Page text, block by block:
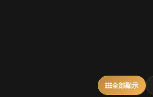
全部顯示